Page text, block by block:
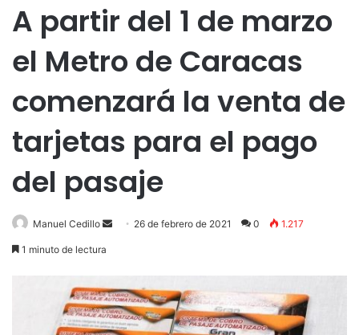
A partir del 1 de marzo
el Metro de Caracas
comenzará la venta de
tarjetas para el pago
del pasaje
Manuel Cedillo
Send 26 de febrero de 2021 0 1.217
1 minuto de lectura